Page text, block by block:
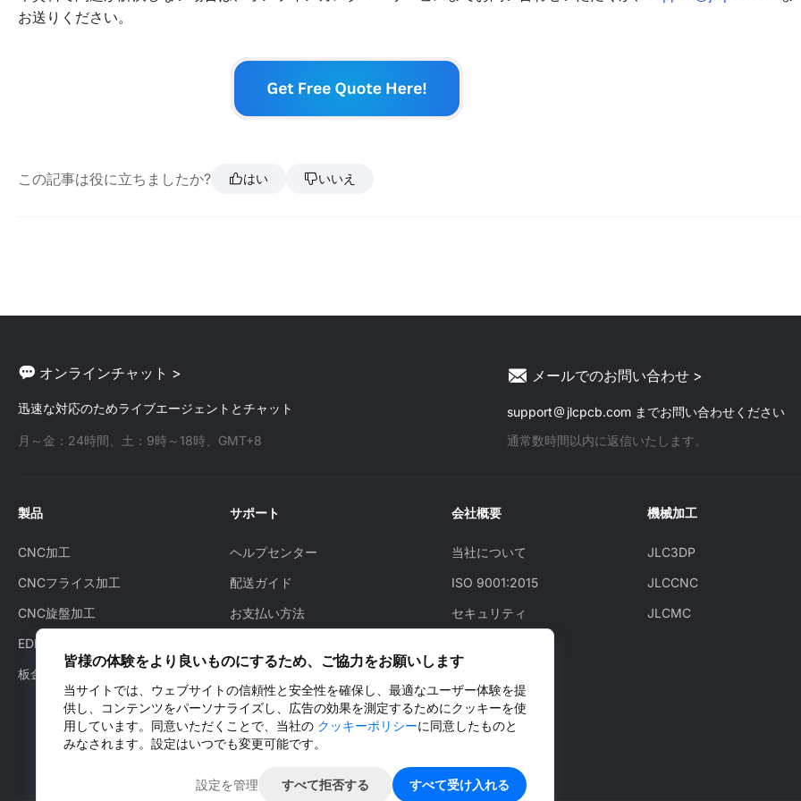
お送りください。
この記事は役に立ちましたか? はい いいえ
オンラインチャット >
迅速な対応のためライブエージェントとチャット
月～金：24時間、土：9時～18時、GMT+8
メールでのお問い合わせ >
support
jlcpcb.com までお問い合わせください
通常数時間以内に返信いたします。
製品
CNC加工
CNCフライス加工
CNC旋盤加工
EDM
板金製作
サポート
ヘルプセンター
配送ガイド
お支払い方法
配送状況の確認方法
アフターサービス
お問い合わせ
会社概要
当社について
ISO 9001:2015
セキュリティ
ニュース
ブログ
Cooperation
機械加工
JLC3DP
JLCCNC
JLCMC
皆様の体験をより良いものにするため、ご協力をお願いします
当サイトでは、ウェブサイトの信頼性と安全性を確保し、最適なユーザー体験を提
供し、コンテンツをパーソナライズし、広告の効果を測定するためにクッキーを使
用しています。同意いただくことで、当社の クッキーポリシーに同意したものと
みなされます。設定はいつでも変更可能です。
設定を管理 すべて拒否する すべて受け入れる